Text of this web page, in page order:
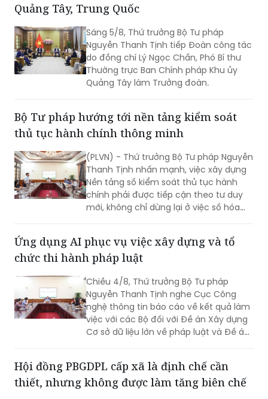
Quảng Tây, Trung Quốc
Sáng 5/8, Thứ trưởng Bộ Tư pháp
Nguyễn Thanh Tịnh tiếp Đoàn công tác
do đồng chí Lý Ngọc Chấn, Phó Bí thư
Thường trực Ban Chính pháp Khu ủy
Quảng Tây làm Trưởng đoàn.
Bộ Tư pháp hướng tới nền tảng kiểm soát
thủ tục hành chính thông minh
(PLVN) - Thứ trưởng Bộ Tư pháp Nguyễn
Thanh Tịnh nhấn mạnh, việc xây dựng
Nền tảng số kiểm soát thủ tục hành
chính phải được tiếp cận theo tư duy
mới, không chỉ dừng lại ở việc số hóa
nghệ, mà phải hướng tới xây dựng một
nền tảng thực sự thông minh, chủ
gia tăng cho công tác quản lý nhà
nước.
Ứng dụng AI phục vụ việc xây dựng và tổ
chức thi hành pháp luật
Chiều 4/8, Thứ trưởng Bộ Tư pháp
Nguyễn Thanh Tịnh nghe Cục Công
nghệ thông tin báo cáo về kết quả làm
việc với các Bộ đối với Đề án Xây dựng
Cơ sở dữ liệu lớn về pháp luật và Đề án
trình Thủ tướng Chính phủ.
Hội đồng PBGDPL cấp xã là định chế cần
thiết, nhưng không được làm tăng biên chế